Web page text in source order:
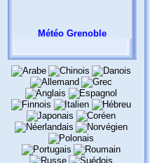
Météo Grenoble